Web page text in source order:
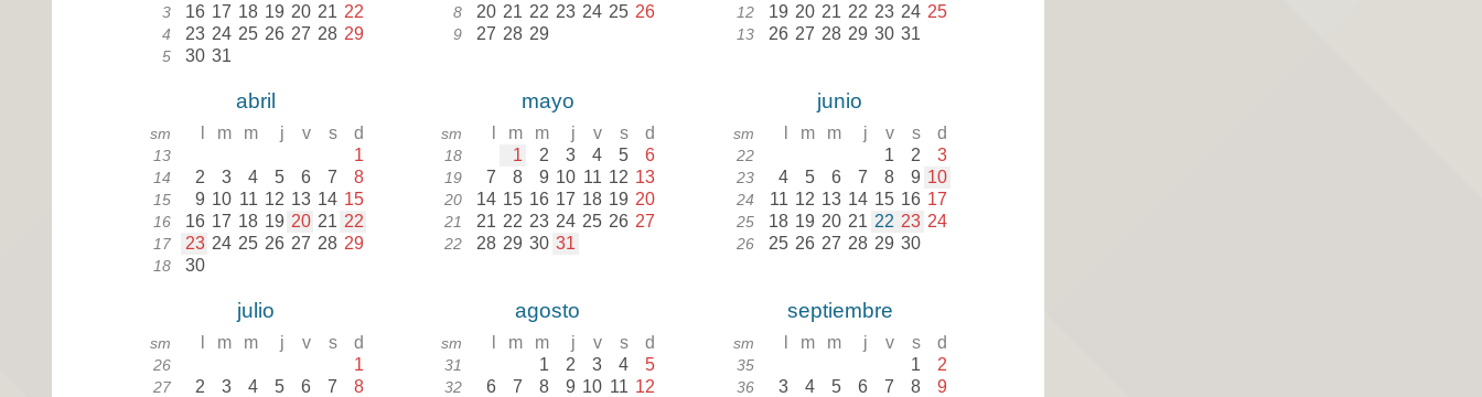
3 16 17 18 19 20 21 22
4 23 24 25 26 27 28 29
5 30 31
8 20 21 22 23 24 25 26
9 27 28 29
12 19 20 21 22 23 24 25
13 26 27 28 29 30 31
abril
sm m m j v s d
13 1
14 2 3 4 5 6 7 8
15 9 10 11 12 13 14 15
16 16 17 18 19 20 21 22
17 23 24 25 26 27 28 29
18 30
mayo
sm m m j v s d
18 1 2 3 4 5 6
19 7 8 9 10 11 12 13
20 14 15 16 17 18 19 20
21 21 22 23 24 25 26 27
22 28 29 30 31
junio
sm m m j v s d
22 1 2 3
23 4 5 6 7 8 9 10
24 11 12 13 14 15 16 17
25 18 19 20 21 22 23 24
26 25 26 27 28 29 30
julio
sm m m j v s d
26 1
27 2 3 4 5 6 7 8
agosto
sm m m j v s d
31 1 2 3 4 5
32 6 7 8 9 10 11 12
septiembre
sm m m j v s d
35 1 2
36 3 4 5 6 7 8 9